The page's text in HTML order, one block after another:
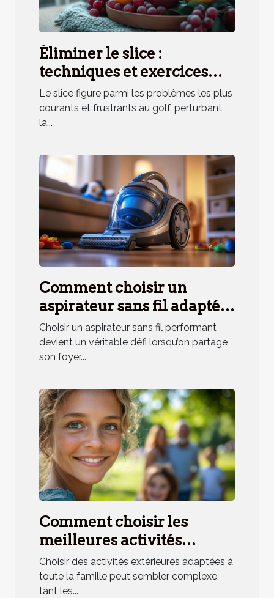
Éliminer le slice :
techniques et exercices
pratiques
Le slice figure parmi les problèmes les plus
courants et frustrants au golf, perturbant
la...
Comment choisir un
aspirateur sans fil adapté
aux besoins des ménages
avec animaux ?
Choisir un aspirateur sans fil performant
devient un véritable défi lorsqu’on partage
son foyer...
Comment choisir les
meilleures activités
extérieures pour toute la
famille ?
Choisir des activités extérieures adaptées à
toute la famille peut sembler complexe,
tant les...